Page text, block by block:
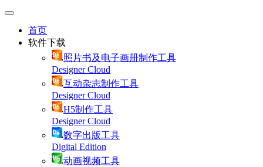
首页
软件下载
照片书及电子画册制作工具
Designer Cloud
互动杂志制作工具
Designer Cloud
H5制作工具
Designer Cloud
数字出版工具
Digital Edition
动画视频工具